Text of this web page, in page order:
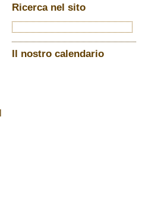
Ricerca nel sito
Il nostro calendario